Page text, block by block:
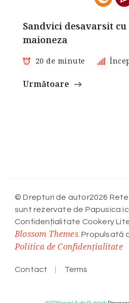
Sandvici desavarsit
maioneza
20 de minute
Următoare
© Drepturi de autor2026
sunt rezervate de Papusica
Confidențialitate Cookery
Blossom Themes. Propulsată
Politica de Confidențialitate
Contact Terms